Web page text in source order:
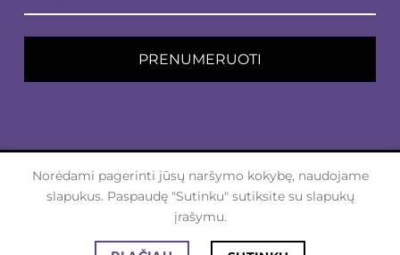
PRENUMERUOTI
Visa PayPal MasterCard
Sepa
Visa
Electron
APIE MUS KONTAKTAI
Visos teisės saugomos 2026 ©malvinosnamai.lt
Norėdami pagerinti jūsų naršymo kokybę, naudojame
slapukus. Paspaudę "Sutinku" sutiksite su slapukų
įrašymu.